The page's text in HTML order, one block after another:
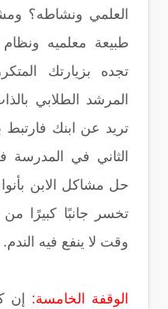
العلمي ونشاطه؟
طبيعة معلميه
تجده بزيارتك
المرشد الطلابي
تريد عن ابنك فارتبط
الثاني في
حل مشاكل الابن
تخسر جانبًا كبيرًا من
وقت لا ينفع فيه الندم.
الوقفة الخامسة: إن